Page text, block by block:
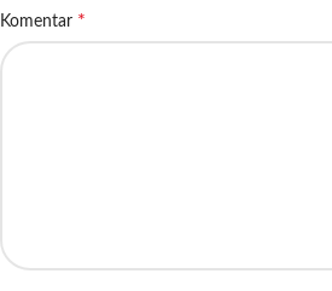
Komentar *